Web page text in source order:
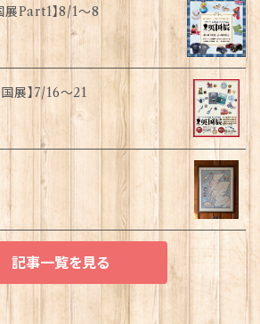
展Part1】8/1〜8
展】7/16～21
記事一覧を見る